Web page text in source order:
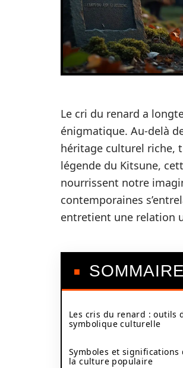
Le cri du renard a
énigmatique. Au-delà
héritage culturel riche,
légende du Kitsune,
nourrissent notre
contemporaines
entretient une relation
SOMMAIRE
Les cris du renard : outils
symbolique culturelle
Symboles et
la culture populaire